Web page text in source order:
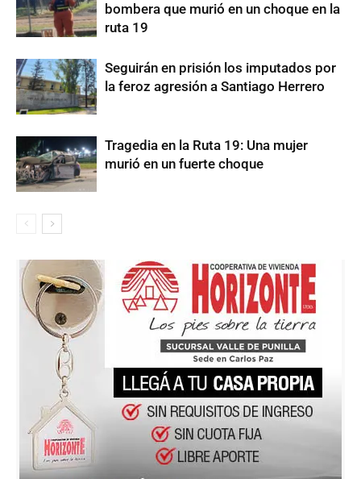
bombera que murió en un choque en la
ruta 19
Seguirán en prisión los imputados por
la feroz agresión a Santiago Herrero
Tragedia en la Ruta 19: Una mujer
murió en un fuerte choque